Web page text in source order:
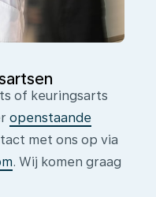
of keuringsarts
openstaande
met ons op via
. Wij komen graag